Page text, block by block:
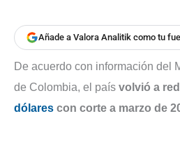
Añade a Valora Analitik como tu
De acuerdo con información del
de Colombia, el país volvió a
dólares con corte a marzo de